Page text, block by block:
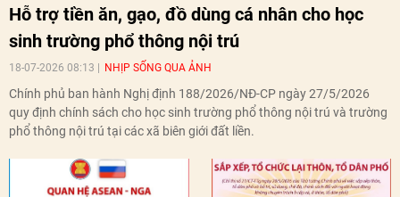
Hỗ trợ tiền ăn, gạo, đồ dùng cá nhân cho học
sinh trường phổ thông nội trú
18-07-2026 08:13 NHỊP SỐNG QUA ẢNH
Chính phủ ban hành Nghị định 188/2026/NĐ-CP ngày 27/5/2026
quy định chính sách cho học sinh trường phổ thông nội trú và trường
phổ thông nội trú tại các xã biên giới đất liền.